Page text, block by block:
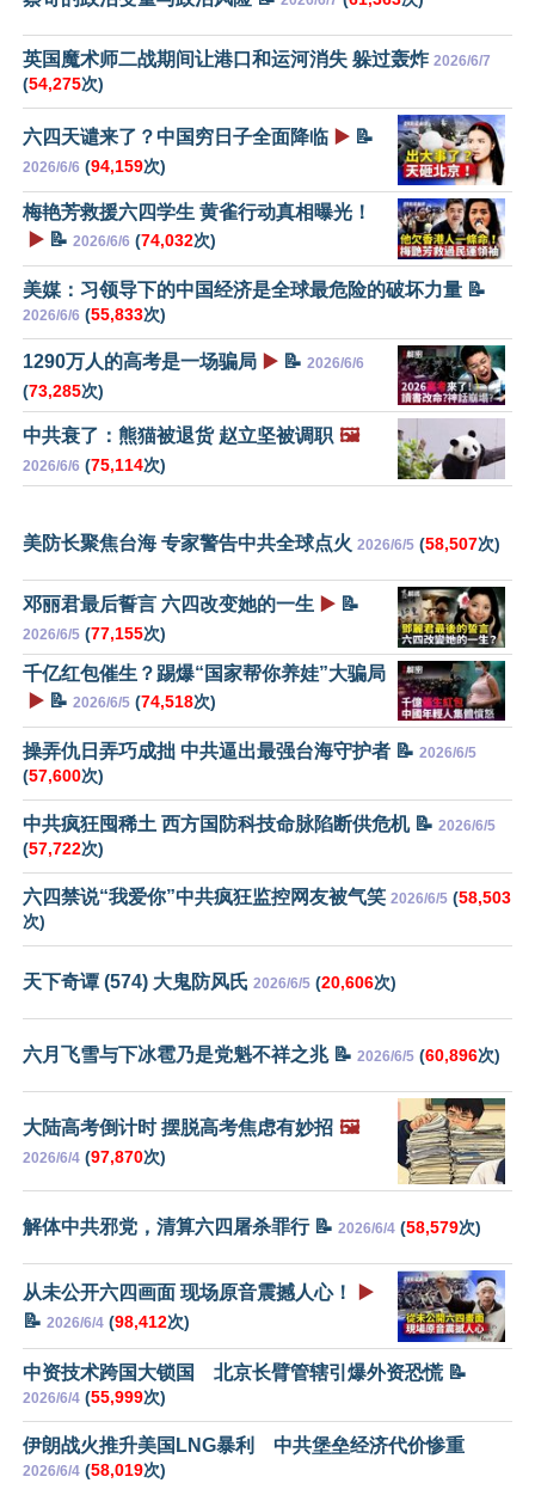
英国魔术师二战期间让港口和运河消失 躲过轰炸 2026/6/7
(54,275次)
六四天谴来了？中国穷日子全面降临 ▶️ 📝
2026/6/6 (94,159次)
梅艳芳救援六四学生 黄雀行动真相曝光！
▶️ 📝 2026/6/6 (74,032次)
美媒：习领导下的中国经济是全球最危险的破坏力量 📝
2026/6/6 (55,833次)
1290万人的高考是一场骗局 ▶️ 📝 2026/6/6
(73,285次)
中共衰了：熊猫被退货 赵立坚被调职 🖼️
2026/6/6 (75,114次)
美防长聚焦台海 专家警告中共全球点火 2026/6/5 (58,507次)
邓丽君最后誓言 六四改变她的一生 ▶️ 📝
2026/6/5 (77,155次)
千亿红包催生？踢爆“国家帮你养娃”大骗局
▶️ 📝 2026/6/5 (74,518次)
操弄仇日弄巧成拙 中共逼出最强台海守护者 📝 2026/6/5
(57,600次)
中共疯狂囤稀土 西方国防科技命脉陷断供危机 📝 2026/6/5
(57,722次)
六四禁说“我爱你”中共疯狂监控网友被气笑 2026/6/5 (58,503
次)
天下奇谭 (574) 大鬼防风氏 2026/6/5 (20,606次)
六月飞雪与下冰雹乃是党魁不祥之兆 📝 2026/6/5 (60,896次)
大陆高考倒计时 摆脱高考焦虑有妙招 🖼️
2026/6/4 (97,870次)
解体中共邪党，清算六四屠杀罪行 📝 2026/6/4 (58,579次)
从未公开六四画面 现场原音震撼人心！
▶️
📝 2026/6/4 (98,412次)
中资技术跨国大锁国 北京长臂管辖引爆外资恐慌 📝
2026/6/4 (55,999次)
伊朗战火推升美国LNG暴利 中共堡垒经济代价惨重
2026/6/4 (58,019次)